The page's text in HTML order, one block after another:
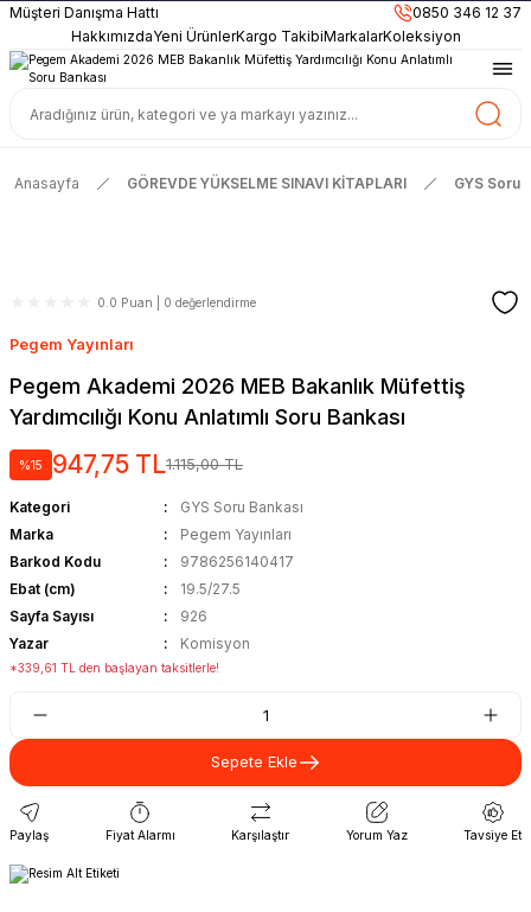
899TLve Üzeri Alışverişlerinizde
KARGO BEDAVA
Güncel ve Sınav Odaklı Kaynaklar
HakkımızdaYeni ÜrünlerKargo TakibiMarkalarKoleksiyon
Müşteri Danışma Hattı 0850 346 12 37
Anasayfa GÖREVDE YÜKSELME SINAVI KİTAPLARI GYS Soru
0.0 Puan | 0 değerlendirme
Pegem Yayınları
Pegem Akademi 2026 MEB Bakanlık Müfettiş
Yardımcılığı Konu Anlatımlı Soru Bankası
%15 947,75 TL1.115,00 TL
Kategori
GYS Soru Bankası
Marka
Pegem Yayınları
Barkod Kodu
9786256140417
Ebat (cm)
19.5/27.5
Sayfa Sayısı
926
Yazar
Komisyon
*339,61 TL den başlayan taksitlerle!
Sepete Ekle
Paylaş Fiyat Alarmı Karşılaştır Yorum Yaz Tavsiye Et